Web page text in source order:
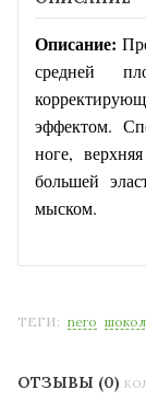
Описание:
средней
эффектом.
ноге,
большей
мыском.
ТЕГИ: nero
ОТЗЫВЫ (0)